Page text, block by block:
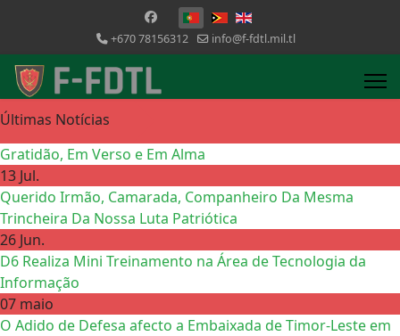
Escolha o seu idioma
+670 78156312 info@f-fdtl.mil.tl
Últimas Notícias
Gratidão, Em Verso e Em Alma
13 Jul.
Querido Irmão, Camarada, Companheiro Da Mesma
Trincheira Da Nossa Luta Patriótica
26 Jun.
D6 Realiza Mini Treinamento na Área de Tecnologia da
Informação
07 maio
O Adido de Defesa afecto a Embaixada de Timor-Leste em